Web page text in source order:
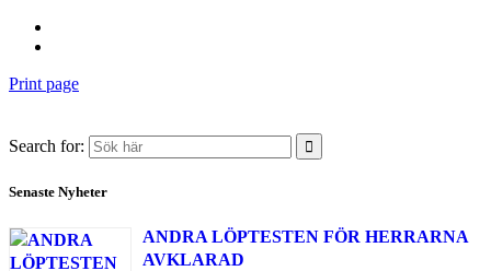
Print page
Search for:
Senaste Nyheter
ANDRA LÖPTESTEN FÖR HERRARNA
AVKLARAD